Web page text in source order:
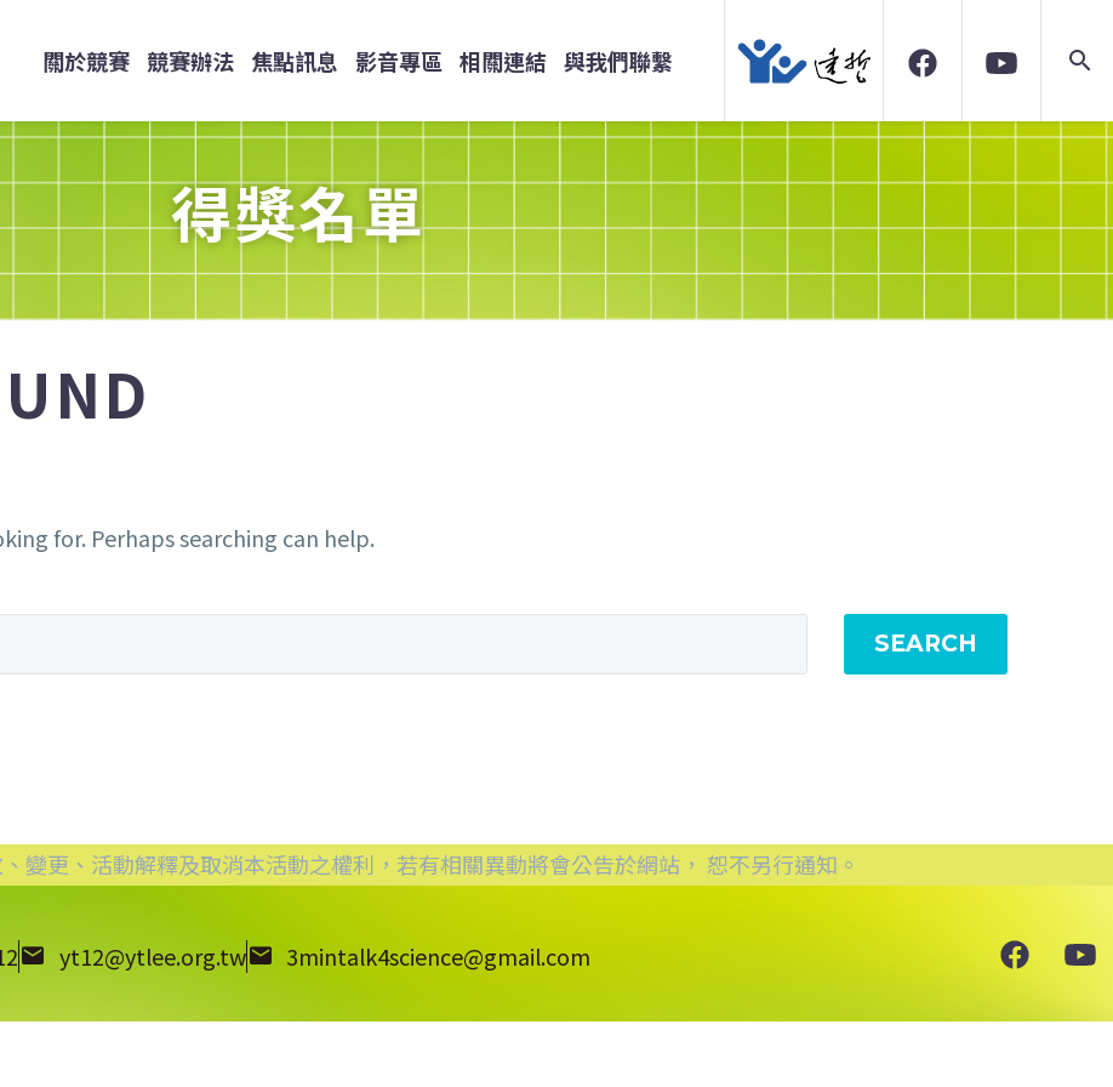
關於競賽 競賽辦法 焦點訊息 影音專區 相關連結 與我們聯繫
得獎名單
for. Perhaps searching can help.
SEARCH
變更、活動解釋及取消本活動之權利，若有相關異動將會公告於網站， 恕不另行通知。
yt12@ytlee.org.tw 3mintalk4science@gmail.com